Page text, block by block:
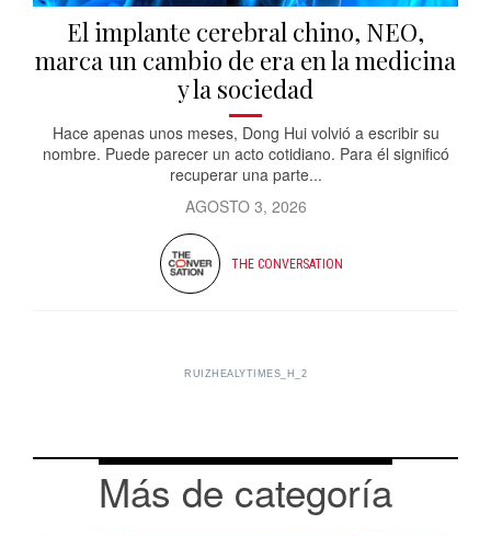
El implante cerebral chino, NEO,
marca un cambio de era en la medicina
y la sociedad
Hace apenas unos meses, Dong Hui volvió a escribir su
nombre. Puede parecer un acto cotidiano. Para él significó
recuperar una parte...
AGOSTO 3, 2026
THE CONVERSATION
RUIZHEALYTIMES_H_2
Más de categoría